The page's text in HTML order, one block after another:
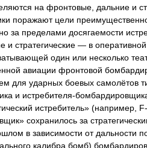
на фронтовые, дальние и
поражают цели
за пределами досягаемости
и стратегические — в
один или несколько
авиации фронтовой
для ударных боевых самолётов
и истребителя-
истребитель» (например,
сохранилось за
в зависимости от дальности
калибра бомб)